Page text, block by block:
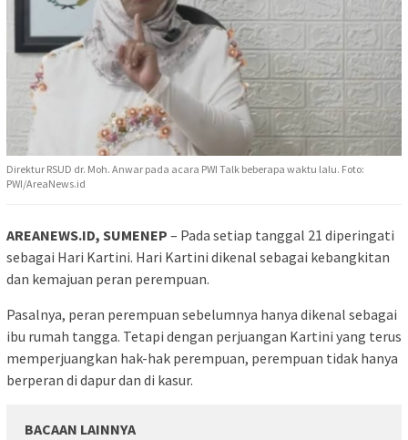
Direktur RSUD dr. Moh. Anwar pada acara PWI Talk beberapa waktu lalu. Foto:
PWI/AreaNews.id
AREANEWS.ID, SUMENEP – Pada setiap tanggal 21 diperingati
sebagai Hari Kartini. Hari Kartini dikenal sebagai kebangkitan
dan kemajuan peran perempuan.
Pasalnya, peran perempuan sebelumnya hanya dikenal sebagai
ibu rumah tangga. Tetapi dengan perjuangan Kartini yang terus
memperjuangkan hak-hak perempuan, perempuan tidak hanya
berperan di dapur dan di kasur.
BACAAN LAINNYA